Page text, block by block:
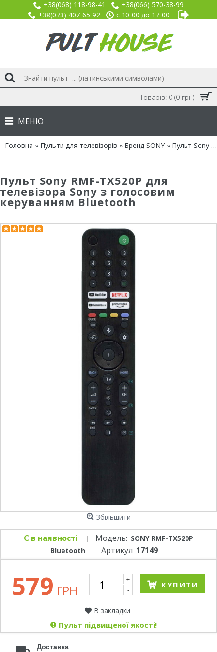
+38(068) 118-98-41
+38(066) 570-38-99
+38(073) 407-65-92
с 10-00 до 17-00
Товарів: 0 (0 грн)
МЕНЮ
Головна » Пульти для телевізорів » Бренд SONY » Пульт Sony RMF-TX520P Bluetooth з голосовим керуванням
Пульт Sony RMF-TX520P для
телевізора Sony з голосовим
керуванням Bluetooth
Збільшити
Є в наявності Модель: SONY RMF-TX520P
Bluetooth
Артикул 17149
579 ГРН
+
-
КУПИТИ
В закладки
Пульт підвищеної якості!
Доставка